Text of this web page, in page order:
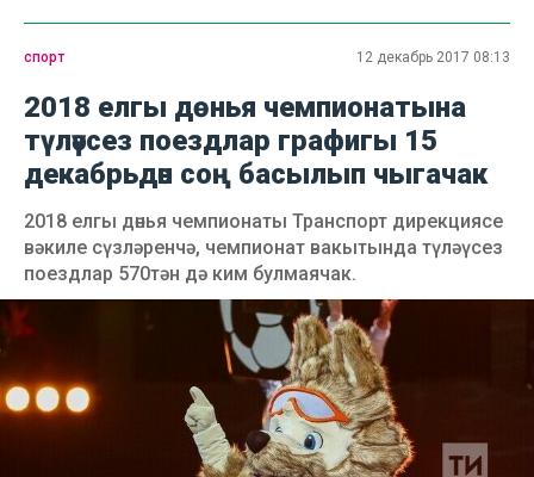
спорт 12 декабрь 2017 08:13
2018 елгы дөнья чемпионатына
түләүсез поездлар графигы 15
декабрьдән соң басылып чыгачак
2018 елгы дөнья чемпионаты Транспорт дирекциясе
вәкиле сүзләренчә, чемпионат вакытында түләүсез
поездлар 570тән дә ким булмаячак.